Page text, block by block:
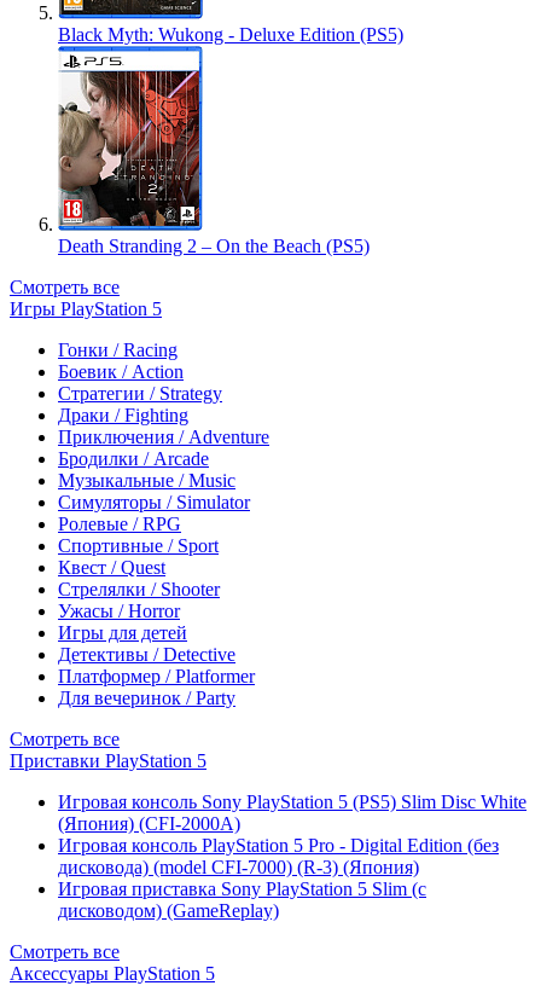
Black Myth: Wukong - Deluxe Edition (PS5)
Death Stranding 2 – On the Beach (PS5)
Смотреть все
Игры PlayStation 5
Гонки / Racing
Боевик / Action
Стратегии / Strategy
Драки / Fighting
Приключения / Adventure
Бродилки / Arcade
Музыкальные / Music
Симуляторы / Simulator
Ролевые / RPG
Спортивные / Sport
Квест / Quest
Стрелялки / Shooter
Ужасы / Horror
Игры для детей
Детективы / Detective
Платформер / Platformer
Для вечеринок / Party
Смотреть все
Приставки PlayStation 5
Игровая консоль Sony PlayStation 5 (PS5) Slim Disc White
(Япония) (CFI-2000A)
Игровая консоль PlayStation 5 Pro - Digital Edition (без
дисковода) (model CFI-7000) (R-3) (Япония)
Игровая приставка Sony PlayStation 5 Slim (с
дисководом) (GameReplay)
Смотреть все
Аксессуары PlayStation 5